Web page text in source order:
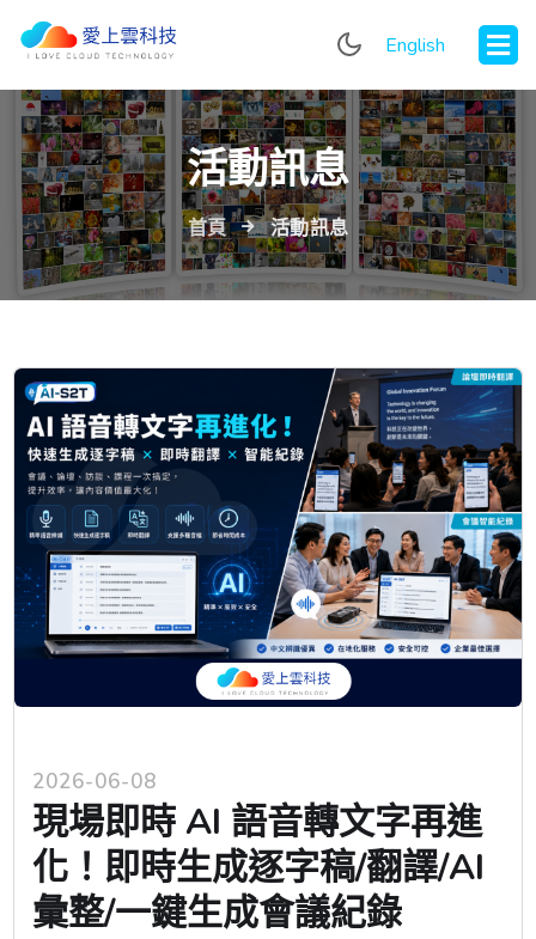
English
活動訊息
首頁 活動訊息
2026-06-08
現場即時 AI 語音轉文字再進
化！即時生成逐字稿/翻譯/AI
彙整/一鍵生成會議紀錄